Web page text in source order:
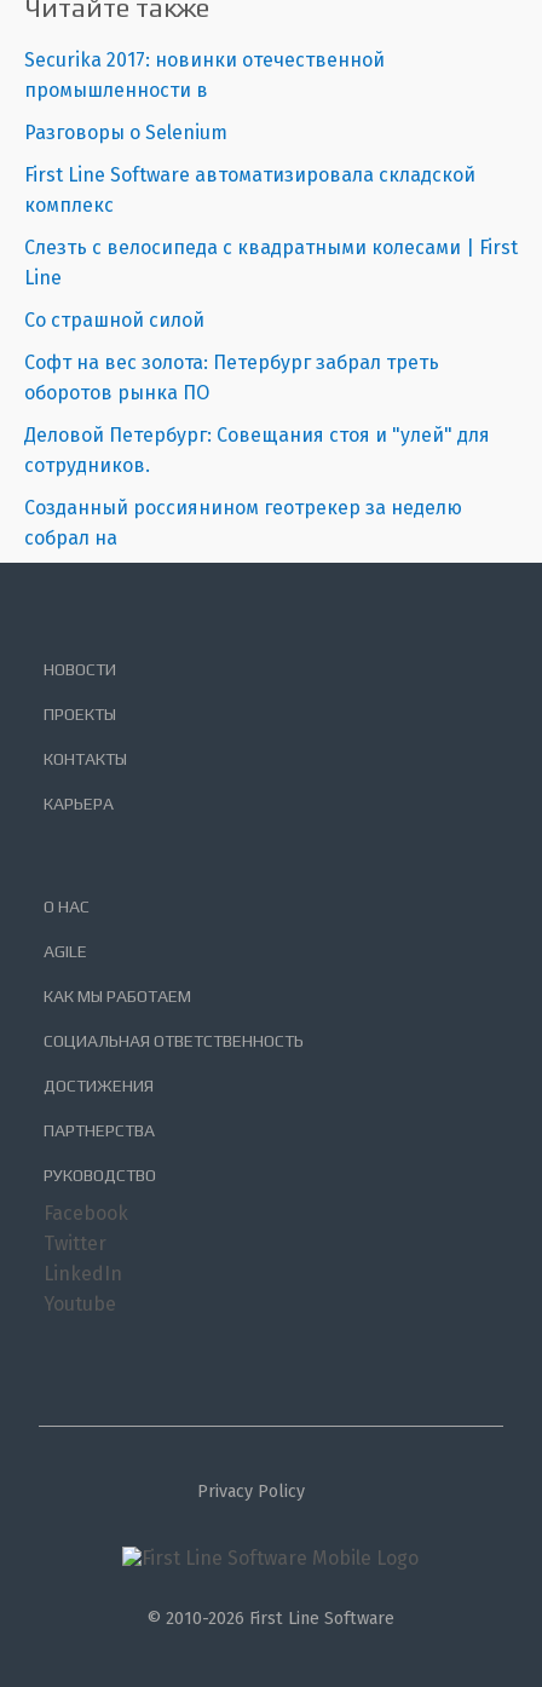
Читайте также
Securika 2017: новинки отечественной
промышленности в
Разговоры о Selenium
First Line Software автоматизировала складской
комплекс
Слезть с велосипеда с квадратными колесами | First
Line
Со страшной силой
Софт на вес золота: Петербург забрал треть
оборотов рынка ПО
Деловой Петербург: Совещания стоя и "улей" для
сотрудников.
Созданный россиянином геотрекер за неделю
собрал на
НОВОСТИ
ПРОЕКТЫ
КОНТАКТЫ
КАРЬЕРА
О НАС
AGILE
КАК МЫ РАБОТАЕМ
СОЦИАЛЬНАЯ ОТВЕТСТВЕННОСТЬ
ДОСТИЖЕНИЯ
ПАРТНЕРСТВА
РУКОВОДСТВО
Facebook
Twitter
LinkedIn
Youtube
Privacy Policy
© 2010-2026 First Line Software